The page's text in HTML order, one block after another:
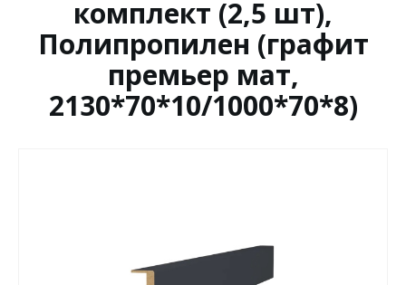
комплект (2,5 шт),
Полипропилен (графит
премьер мат,
2130*70*10/1000*70*8)